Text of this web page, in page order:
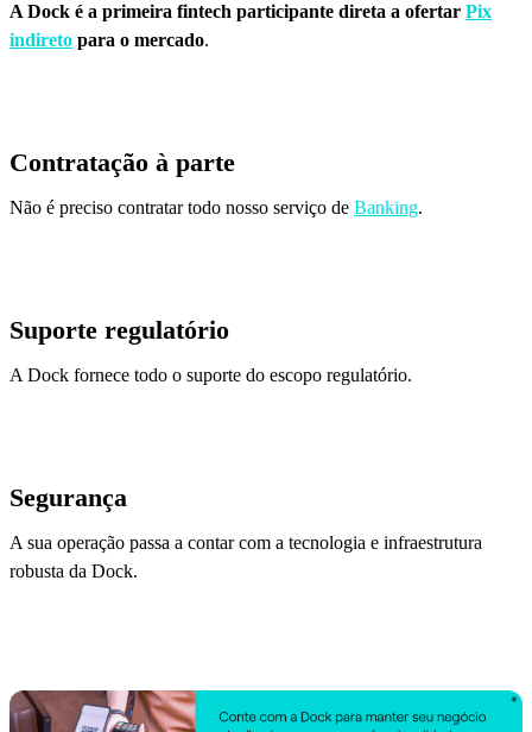
A Dock é a primeira fintech participante direta a ofertar Pix
indireto para o mercado.
Contratação à parte
Não é preciso contratar todo nosso serviço de Banking.
Suporte regulatório
A Dock fornece todo o suporte do escopo regulatório.
Segurança
A sua operação passa a contar com a tecnologia e infraestrutura
robusta da Dock.